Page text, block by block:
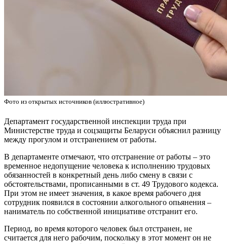
Фото из открытых источников (иллюстративное)
Департамент государственной инспекции труда при
Министерстве труда и соцзащиты Беларуси объяснил разницу
между прогулом и отстранением от работы.
В департаменте отмечают, что отстранение от работы – это
временное недопущение человека к исполнению трудовых
обязанностей в конкретный день либо смену в связи с
обстоятельствами, прописанными в ст. 49 Трудового кодекса.
При этом не имеет значения, в какое время рабочего дня
сотрудник появился в состоянии алкогольного опьянения –
наниматель по собственной инициативе отстранит его.
Период, во время которого человек был отстранен, не
считается для него рабочим, поскольку в этот момент он не